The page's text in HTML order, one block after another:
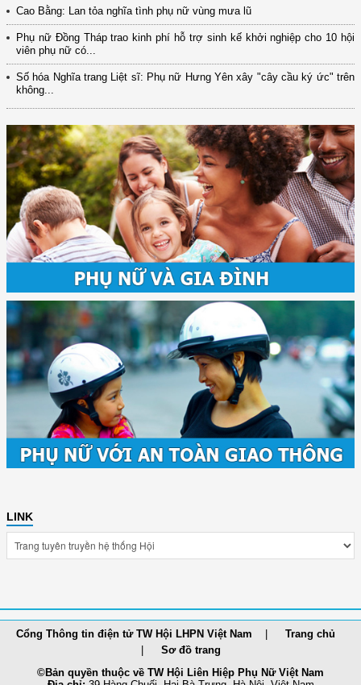
Cao Bằng: Lan tỏa nghĩa tình phụ nữ vùng mưa lũ
Phụ nữ Đồng Tháp trao kinh phí hỗ trợ sinh kế khởi nghiệp cho 10 hội
viên phụ nữ có...
Số hóa Nghĩa trang Liệt sĩ: Phụ nữ Hưng Yên xây "cây cầu ký ức" trên
không...
LINK
Cổng Thông tin điện tử TW Hội LHPN Việt Nam
Trang chủ
Sơ đồ trang
©Bản quyền thuộc về TW Hội Liên Hiệp Phụ Nữ Việt Nam